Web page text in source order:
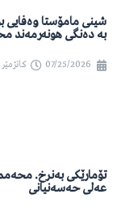
شینی مامۆستا وەفایی
بە دەنگی هونەرمەند
07/25/2026 کاتژمێر
تۆمارێکی بەنرخ.
عەلی حەسەنیانی